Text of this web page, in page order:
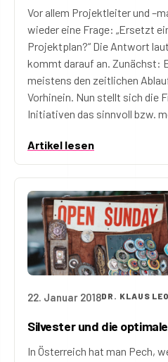
Vor allem Projektleiter und
wieder eine Frage: „Ersetzt
Projektplan?“ Die Antwort
kommt darauf an. Zunächst:
meistens den zeitlichen
Vorhinein. Nun stellt sich die
Initiativen das sinnvoll bzw.
Artikel lesen
22. Januar 2018DR. KLAUS
Silvester und die
In Österreich hat man Pech,